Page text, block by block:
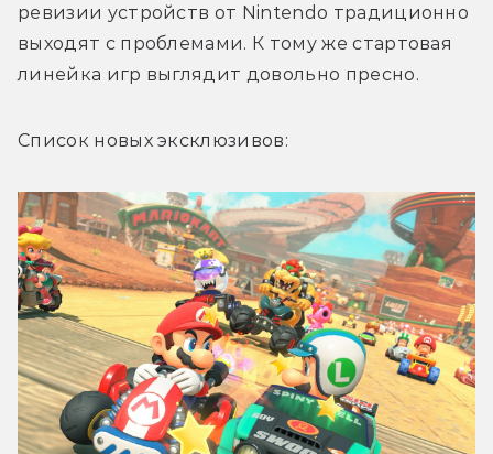
ревизии устройств от Nintendo традиционно
выходят с проблемами. К тому же стартовая
линейка игр выглядит довольно пресно.
Список новых эксклюзивов: